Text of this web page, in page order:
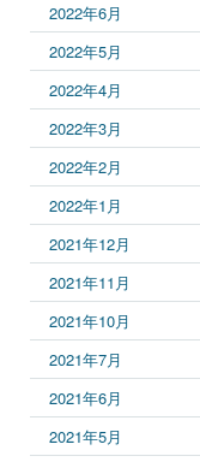
2022年6月
2022年5月
2022年4月
2022年3月
2022年2月
2022年1月
2021年12月
2021年11月
2021年10月
2021年7月
2021年6月
2021年5月